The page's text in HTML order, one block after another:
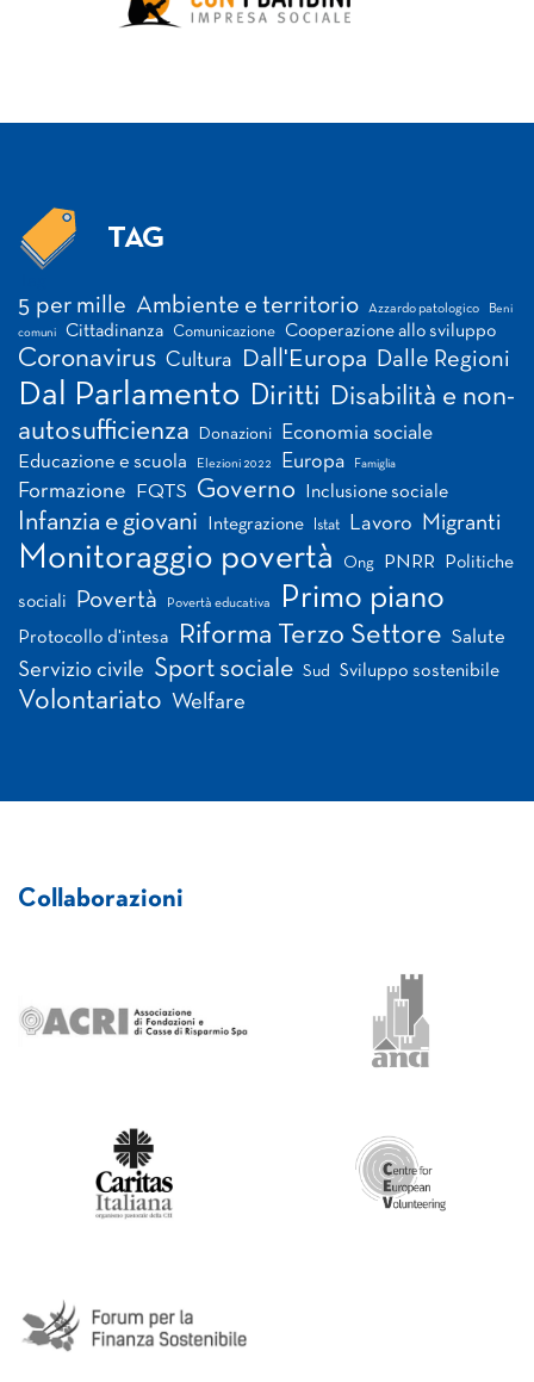
TAG
5 per mille Ambiente e territorio Azzardo patologico Beni
comuni Cittadinanza Comunicazione Cooperazione allo sviluppo
Coronavirus Cultura Dall'Europa Dalle Regioni
Dal Parlamento Diritti Disabilità e non-
autosufficienza
Donazioni Economia sociale
Educazione e scuola Elezioni 2022 Europa Famiglia
Formazione FQTS Governo Inclusione sociale
Infanzia e giovani Integrazione Istat Lavoro Migranti
Monitoraggio povertà Ong PNRR Politiche
sociali Povertà Povertà educativa Primo piano
Protocollo d'intesa Riforma Terzo Settore Salute
Servizio civile Sport sociale Sud Sviluppo sostenibile
Volontariato Welfare
Collaborazioni